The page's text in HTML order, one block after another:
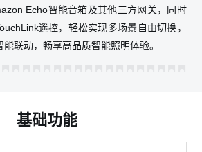
Echo智能音箱及其他三方网关，同时
遥控，轻松实现多场景自由切换，
联动，畅享高品质智能照明体验。
基础功能